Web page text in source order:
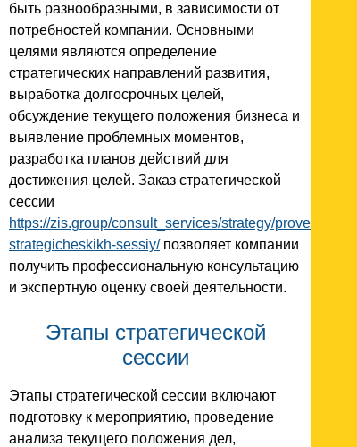
быть разнообразными, в зависимости от
потребностей компании. Основными
целями являются определение
стратегических направлений развития,
выработка долгосрочных целей,
обсуждение текущего положения бизнеса и
выявление проблемных моментов,
разработка планов действий для
достижения целей. Заказ стратегической
сессии
https://zis.group/consult_services/strategy/provedenie-
strategicheskikh-sessiy/позволяет компании
получить профессиональную консультацию
и экспертную оценку своей деятельности.
Этапы стратегической
сессии
Этапы стратегической сессии включают
подготовку к мероприятию, проведение
анализа текущего положения дел,